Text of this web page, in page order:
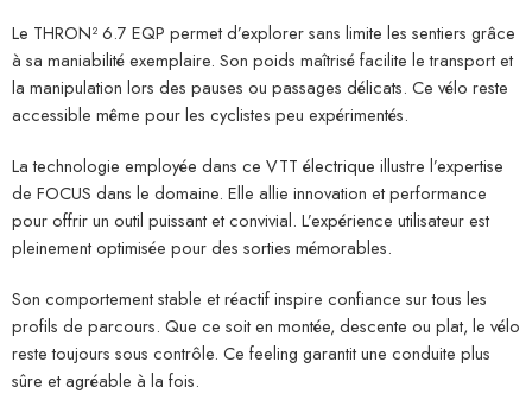
Le THRON² 6.7 EQP permet d’explorer sans limite les sentiers grâce
à sa maniabilité exemplaire. Son poids maîtrisé facilite le transport et
la manipulation lors des pauses ou passages délicats. Ce vélo reste
accessible même pour les cyclistes peu expérimentés.
La technologie employée dans ce VTT électrique illustre l’expertise
de FOCUS dans le domaine. Elle allie innovation et performance
pour offrir un outil puissant et convivial. L’expérience utilisateur est
pleinement optimisée pour des sorties mémorables.
Son comportement stable et réactif inspire confiance sur tous les
profils de parcours. Que ce soit en montée, descente ou plat, le vélo
reste toujours sous contrôle. Ce feeling garantit une conduite plus
sûre et agréable à la fois.